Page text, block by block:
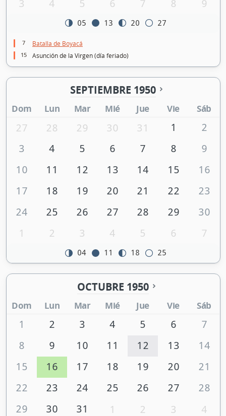
3
4 5 6 7 8 9
05 13 20 27
7 Batalla de Boyacá
15 Asunción de la Virgen (día feriado)
SEPTIEMBRE 1950
Dom Lun Mar Mié Jue Vie Sáb
27 28 29 30 31 1
2
3
4 5 6 7 8
9
10
11 12 13 14 15
16
17
18 19 20 21 22
23
24
25 26 27 28 29
30
1
2 3 4 5 6 7
04 11 18 25
OCTUBRE 1950
Dom Lun Mar Mié Jue Vie Sáb
1 2 3 4 5 6
7
8
9 10 11 12 13
14
15
16 17 18 19 20
21
22
23 24 25 26 27
28
29
30 31 1 2 3
4